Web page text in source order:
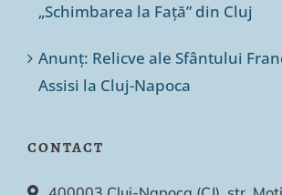
„Schimbarea la Față” din Cluj
Anunț: Relicve ale Sfântului
Assisi la Cluj-Napoca
CONTACT